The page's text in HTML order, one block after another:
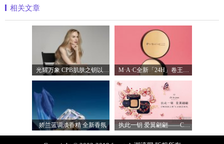
相关文章
娇兰蓝调淡香精 全新香氛 执此一钥 爱翼翩翩——CPB肌肤之钥臻献